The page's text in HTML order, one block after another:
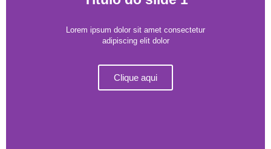
Lorem ipsum dolor sit amet consectetur
adipiscing elit dolor
Clique aqui